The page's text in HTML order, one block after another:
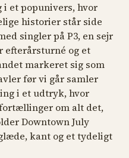
i et popunivers, hvor
historier står side
singler på P3, en sejr
efterårsturné og et
markeret sig som
før vi går samler
i et udtryk, hvor
om alt det,
Downtown July
kant og et tydeligt